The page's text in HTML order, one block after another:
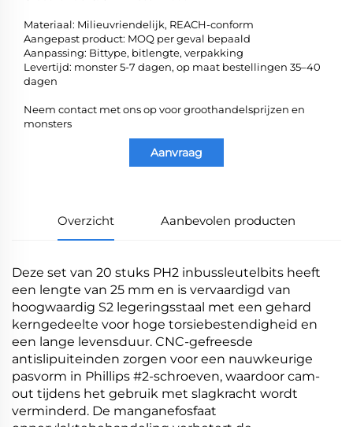
Materiaal: Milieuvriendelijk, REACH-conform
Aangepast product: MOQ per geval bepaald
Aanpassing: Bittype, bitlengte, verpakking
Levertijd: monster 5-7 dagen, op maat bestellingen 35–40
dagen
Neem contact met ons op voor groothandelsprijzen en
monsters
Aanvraag
Overzicht Aanbevolen producten
Deze set van 20 stuks PH2 inbussleutelbits heeft
een lengte van 25 mm en is vervaardigd van
hoogwaardig S2 legeringsstaal met een gehard
kerngedeelte voor hoge torsiebestendigheid en
een lange levensduur. CNC-gefreesde
antislipuiteinden zorgen voor een nauwkeurige
pasvorm in Phillips #2-schroeven, waardoor cam-
out tijdens het gebruik met slagkracht wordt
verminderd. De manganefosfaat